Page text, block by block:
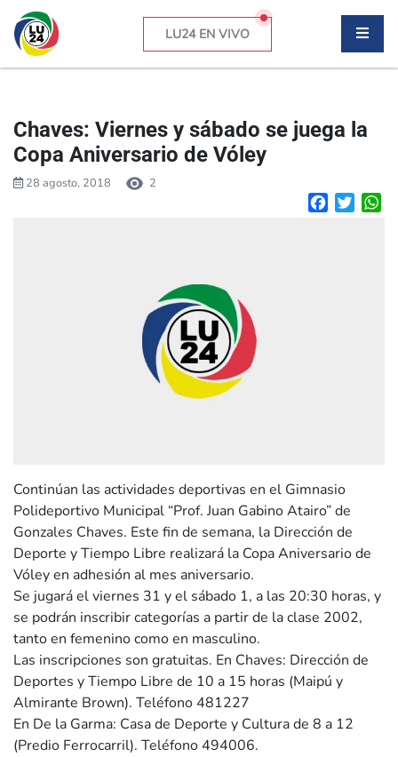
LU24 EN VIVO
Chaves: Viernes y sábado se juega la
Copa Aniversario de Vóley
28 agosto, 2018 2
Facebook
Continúan las actividades deportivas en el Gimnasio
Polideportivo Municipal “Prof. Juan Gabino Atairo” de
Gonzales Chaves. Este fin de semana, la Dirección de
Deporte y Tiempo Libre realizará la Copa Aniversario de
Vóley en adhesión al mes aniversario.
Se jugará el viernes 31 y el sábado 1, a las 20:30 horas, y
se podrán inscribir categorías a partir de la clase 2002,
tanto en femenino como en masculino.
Las inscripciones son gratuitas. En Chaves: Dirección de
Deportes y Tiempo Libre de 10 a 15 horas (Maipú y
Almirante Brown). Teléfono 481227
En De la Garma: Casa de Deporte y Cultura de 8 a 12
(Predio Ferrocarril). Teléfono 494006.